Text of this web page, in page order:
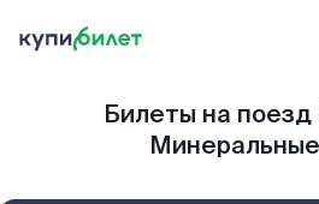
Билеты на поезд